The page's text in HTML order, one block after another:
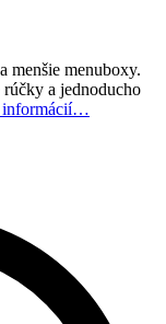
menšie menuboxy.
a jednoducho
informácií…